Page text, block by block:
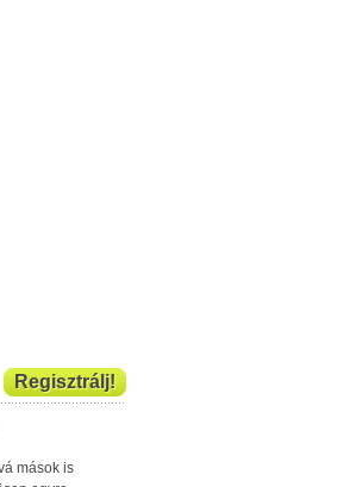
Regisztrálj!
mások is